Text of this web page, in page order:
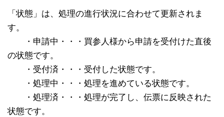
「状態」は、処理の進行状況に合わせて更新されま
す。
・申請中・・・買参人様から申請を受付けた直後
の状態です。
・受付済・・・受付した状態です。
・処理中・・・処理を進めている状態です。
・処理済・・・処理が完了し、伝票に反映された
状態です。